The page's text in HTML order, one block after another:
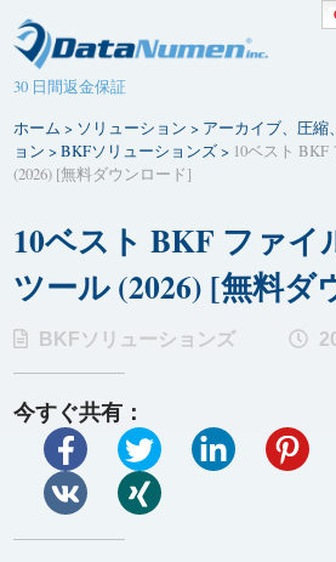
30 日間返金保証
ホーム > ソリューション > アーカイブ、圧縮
ョン >BKFソリューションズ> 10ベスト
(2026) [無料ダウンロード]
10ベスト BKF ファイ
ツール (2026) [無料ダ
BKFソリューションズ
今すぐ共有：